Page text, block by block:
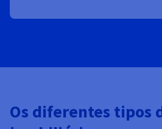
Os diferentes tipos